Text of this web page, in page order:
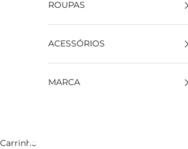
ROUPAS
ACESSÓRIOS
MARCA
Carrinho